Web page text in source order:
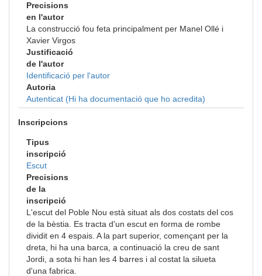
Precisions
en l'autor
La construcció fou feta principalment per Manel Ollé i
Xavier Virgos
Justificació
de l'autor
Identificació per l'autor
Autoria
Autenticat (Hi ha documentació que ho acredita)
Inscripcions
Tipus
inscripció
Escut
Precisions
de la
inscripció
L'escut del Poble Nou està situat als dos costats del cos
de la bèstia. Es tracta d'un escut en forma de rombe
dividit en 4 espais. A la part superior, començant per la
dreta, hi ha una barca, a continuació la creu de sant
Jordi, a sota hi han les 4 barres i al costat la silueta
d'una fabrica.